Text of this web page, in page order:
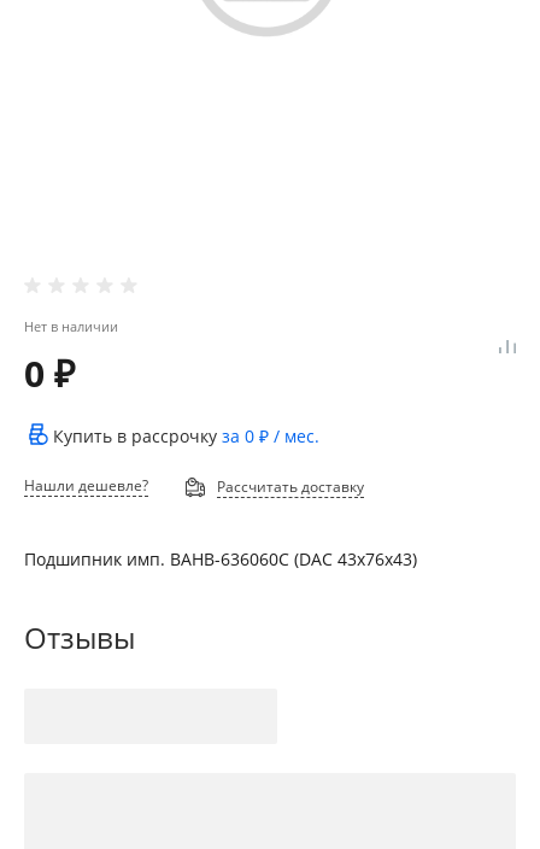
Нет в наличии
0 ₽
Купить в рассрочку за 0 ₽ / мес.
Нашли дешевле? Рассчитать доставку
Подшипник имп. BAHB-636060C (DAC 43х76х43)
Отзывы